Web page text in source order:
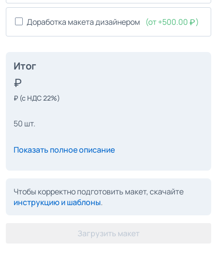
Доработка макета дизайнером (от +500.00 )
Итог
₽ (с НДС 22%)
50 шт.
Показать полное описание
Чтобы корректно подготовить макет, скачайте
инструкцию и шаблоны.
Загрузить макет